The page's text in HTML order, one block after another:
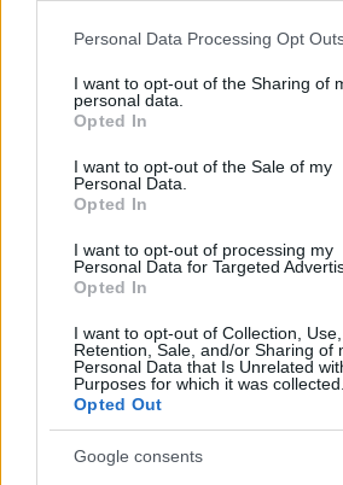
Please note that this website/app uses
not limited to your visit or usage
grant or deny consent to Google and its
use your data for below specified
consent section.
Personal Data Processing Opt
I want to opt-out of the Sharing of
personal data.
Opted In
I want to opt-out of the Sale of my
Personal Data.
Opted In
I want to opt-out of processing my
Personal Data for Targeted
Opted In
I want to opt-out of Collection, Use,
Retention, Sale, and/or Sharing of
Personal Data that Is Unrelated
Purposes for which it was collected.
Opted Out
Google consents
Sokolata Patisserie:
σοκολατένια στάση
την πρώτη ματιά
. Είναι από
μέχρι το βράδυ– και που οι
εκλεπτυσμένης γεύσης και της
αναγνωρίζουν και εκτιμούν.